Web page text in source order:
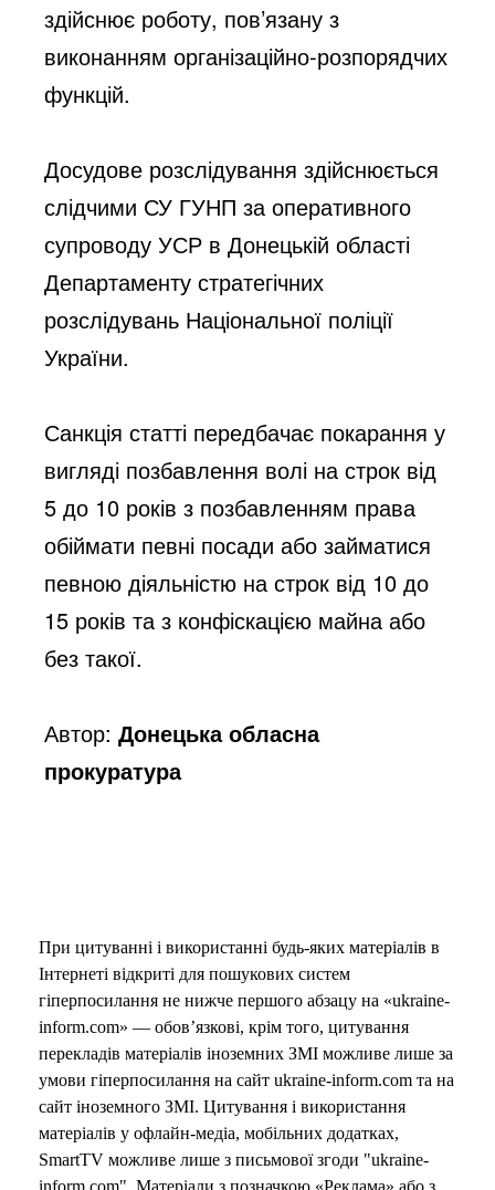
здійснює роботу, пов’язану з
виконанням організаційно-розпорядчих
функцій.
Досудове розслідування здійснюється
слідчими СУ ГУНП за оперативного
супроводу УСР в Донецькій області
Департаменту стратегічних
розслідувань Національної поліції
України.
Санкція статті передбачає покарання у
вигляді позбавлення волі на строк від
5 до 10 років з позбавленням права
обіймати певні посади або займатися
певною діяльністю на строк від 10 до
15 років та з конфіскацією майна або
без такої.
Автор:Донецька обласна
прокуратура
При цитуванні і використанні будь-яких матеріалів в
Інтернеті відкриті для пошукових систем
гіперпосилання не нижче першого абзацу на «ukraine-
inform.com» — обов’язкові, крім того, цитування
перекладів матеріалів іноземних ЗМІ можливе лише за
умови гіперпосилання на сайт ukraine-inform.com та на
сайт іноземного ЗМІ. Цитування і використання
матеріалів у офлайн-медіа, мобільних додатках,
SmartTV можливе лише з письмової згоди "ukraine-
inform.com". Матеріали з позначкою «Реклама» або з